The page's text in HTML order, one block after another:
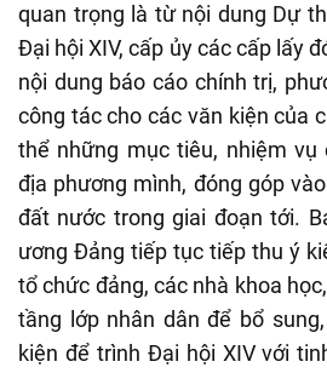
quan trọng là từ nội dung Dự
Đại hội XIV, cấp ủy các cấp lấy
nội dung báo cáo chính trị,
công tác cho các văn kiện của
thể những mục tiêu, nhiệm vụ
địa phương mình, đóng góp
đất nước trong giai đoạn tới.
ương Đảng tiếp tục tiếp thu ý
tổ chức đảng, các nhà khoa
tầng lớp nhân dân để bổ
kiện để trình Đại hội XIV với